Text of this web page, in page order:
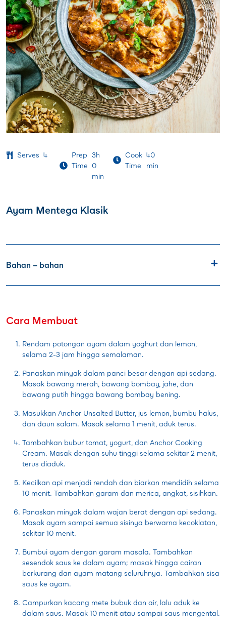
Serves 4
Prep
Time
3h
0
min
Cook
Time
40
min
Ayam Mentega Klasik
Bahan – bahan
Cara Membuat
Rendam potongan ayam dalam yoghurt dan lemon,
selama 2-3 jam hingga semalaman.
Panaskan minyak dalam panci besar dengan api sedang.
Masak bawang merah, bawang bombay, jahe, dan
bawang putih hingga bawang bombay bening.
Masukkan Anchor Unsalted Butter, jus lemon, bumbu halus,
dan daun salam. Masak selama 1 menit, aduk terus.
Tambahkan bubur tomat, yogurt, dan Anchor Cooking
Cream. Masak dengan suhu tinggi selama sekitar 2 menit,
terus diaduk.
Kecilkan api menjadi rendah dan biarkan mendidih selama
10 menit. Tambahkan garam dan merica, angkat, sisihkan.
Panaskan minyak dalam wajan berat dengan api sedang.
Masak ayam sampai semua sisinya berwarna kecoklatan,
sekitar 10 menit.
Bumbui ayam dengan garam masala. Tambahkan
sesendok saus ke dalam ayam; masak hingga cairan
berkurang dan ayam matang seluruhnya. Tambahkan sisa
saus ke ayam.
Campurkan kacang mete bubuk dan air, lalu aduk ke
dalam saus. Masak 10 menit atau sampai saus mengental.